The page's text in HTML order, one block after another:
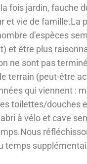
fois jardin, fauche
et vie de famille.La
d’espèces
et être plus
ne sont pas
terrain (peut-être
qui viennent :
toilettes/douches
à vélo et cave
temps